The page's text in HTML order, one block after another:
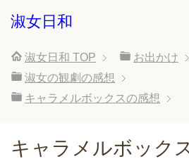
淑女日和
淑女日和 TOP
お出かけ
淑女の観劇の感想
キャラメルボックスの感想
キャラメルボック